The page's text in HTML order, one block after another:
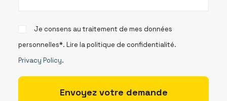
Je consens au traitement de mes données
personnelles*. Lire la politique de confidentialité.
Privacy Policy.